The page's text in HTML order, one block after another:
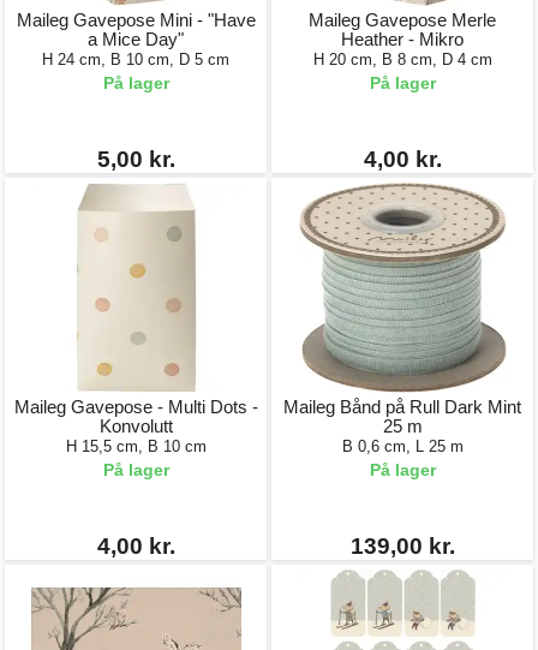
Maileg Gavepose Mini - "Have
a Mice Day"
H 24 cm, B 10 cm, D 5 cm
På lager
5,00 kr.
Maileg Gavepose Merle
Heather - Mikro
H 20 cm, B 8 cm, D 4 cm
På lager
4,00 kr.
Maileg Gavepose - Multi Dots -
Konvolutt
H 15,5 cm, B 10 cm
På lager
4,00 kr.
Maileg Bånd på Rull Dark Mint
25 m
B 0,6 cm, L 25 m
På lager
139,00 kr.